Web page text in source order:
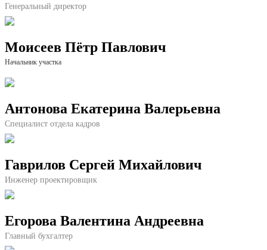
Генеральный директор
Моисеев Пётр Павлович
Начальник участка
Антонова Екатерина Валерьевна
Специалист отдела кадров
Гаврилов Сергей Михайлович
Инженер проектировщик
Егорова Валентина Андреевна
Главный бухгалтер